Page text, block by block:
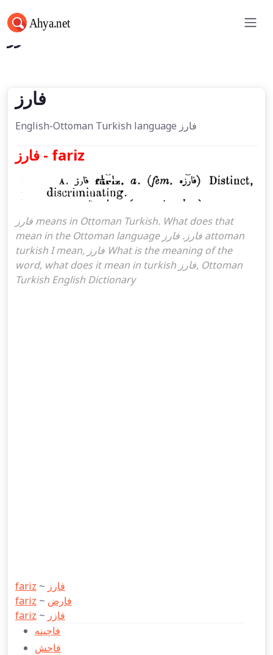
فارز
فارز
English-Ottoman Turkish language فارز
فارز - fariz
فارز means in Ottoman Turkish. What does that
mean in the Ottoman language فارز. فارز attoman
turkish I mean, فارز What is the meaning of the
word, what does it mean in turkish فارز, Ottoman
Turkish English Dictionary
fariz ~ فارز
fariz ~ فارض
fariz ~ فازر
فاچينه
فاحش